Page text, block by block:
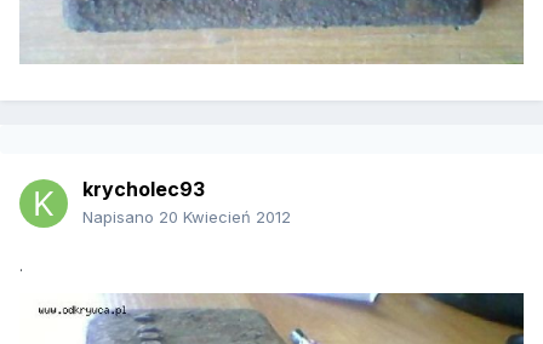
krycholec93
Napisano 20 Kwiecień 2012
.